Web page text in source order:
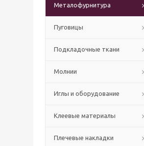
Mеталофурнитура
Пуговицы
Подкладочные ткани
Молнии
Иглы и оборудование
Клеевые материалы
Плечевые накладки